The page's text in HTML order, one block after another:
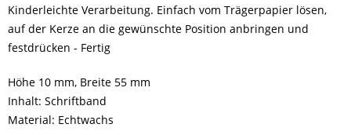
Kinderleichte Verarbeitung. Einfach vom Trägerpapier lösen,
auf der Kerze an die gewünschte Position anbringen und
festdrücken - Fertig
Höhe 10 mm, Breite 55 mm
Inhalt: Schriftband
Material: Echtwachs